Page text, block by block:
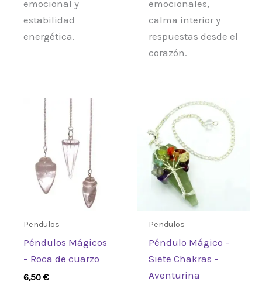
emocional y
estabilidad
energética.
emocionales,
calma interior y
respuestas desde el
corazón.
Pendulos
Péndulos Mágicos
– Roca de cuarzo
6,50€
Pendulos
Péndulo Mágico –
Siete Chakras –
Aventurina